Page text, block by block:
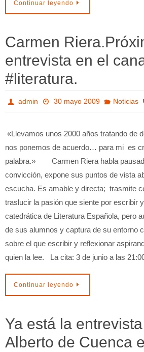
Continuar leyendo
Carmen
entrevista en el
#literatura.
admin 30 mayo 2009 Noticias
«Llevamos unos 2000 años tratando de
nos ponemos de acuerdo… para mi es
palabra.» Carmen Riera habla
convicción, expone sus puntos de vista
escucha. Es amable y directa; trasmite
traslucir la pasión que siente por escribir
catedrática de Literatura Española, pero
de sus alumnos y captura de su entorno
sobre el que escribir y reflexionar
quien la lee. La cita: 3 de junio a las
Continuar leyendo
Ya está la
Alberto de Cuenca